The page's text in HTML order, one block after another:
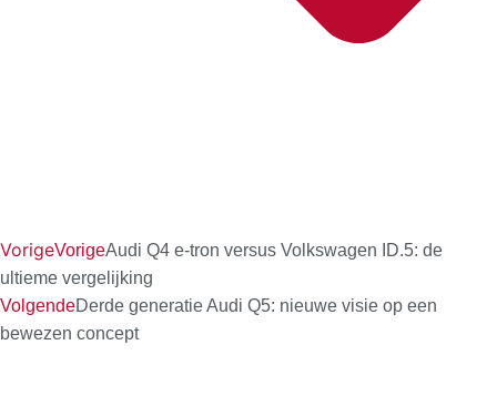
VorigeVorigeAudi Q4 e-tron versus Volkswagen ID.5: de
ultieme vergelijking
VolgendeDerde generatie Audi Q5: nieuwe visie op een
bewezen concept